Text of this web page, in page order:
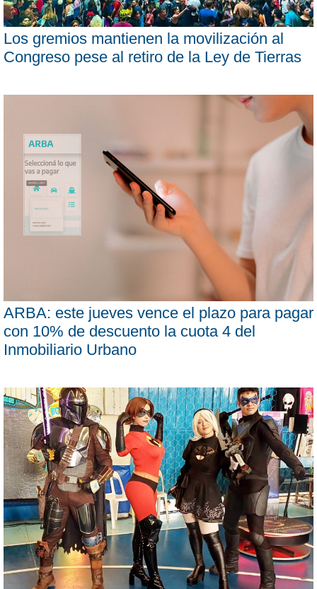
Los gremios mantienen la movilización al
Congreso pese al retiro de la Ley de Tierras
ARBA: este jueves vence el plazo para pagar
con 10% de descuento la cuota 4 del
Inmobiliario Urbano